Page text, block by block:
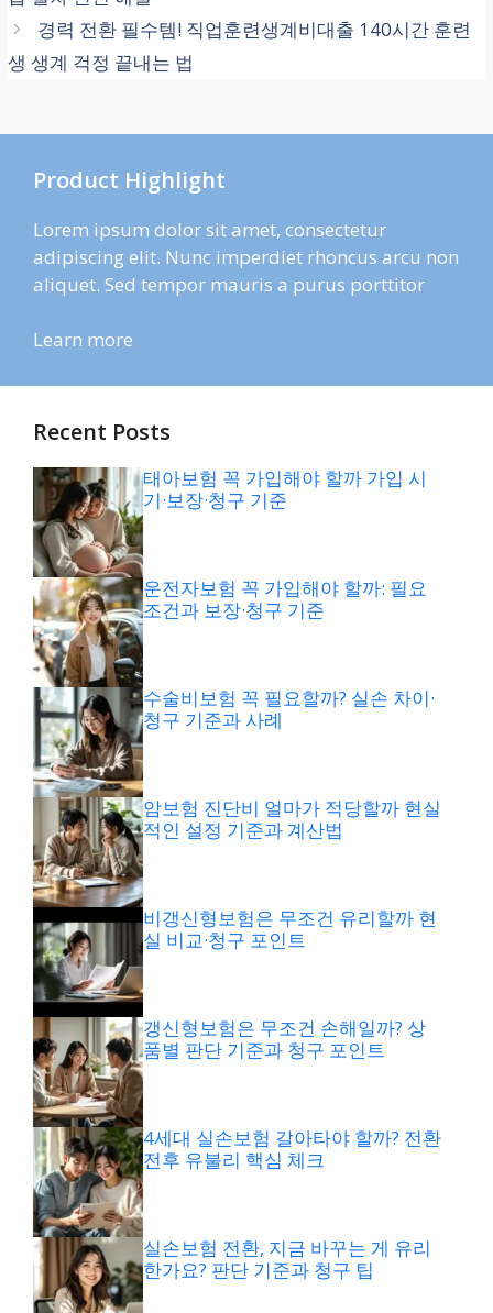
경력 전환 필수템! 직업훈련생계비대출 140시간 훈련
생 생계 걱정 끝내는 법
Product Highlight
Lorem ipsum dolor sit amet, consectetur
adipiscing elit. Nunc imperdiet rhoncus arcu non
aliquet. Sed tempor mauris a purus porttitor
Learn more
Recent Posts
태아보험 꼭 가입해야 할까 가입 시
기·보장·청구 기준
운전자보험 꼭 가입해야 할까: 필요
조건과 보장·청구 기준
수술비보험 꼭 필요할까? 실손 차이·
청구 기준과 사례
암보험 진단비 얼마가 적당할까 현실
적인 설정 기준과 계산법
비갱신형보험은 무조건 유리할까 현
실 비교·청구 포인트
갱신형보험은 무조건 손해일까? 상
품별 판단 기준과 청구 포인트
4세대 실손보험 갈아타야 할까? 전환
전후 유불리 핵심 체크
실손보험 전환, 지금 바꾸는 게 유리
한가요? 판단 기준과 청구 팁